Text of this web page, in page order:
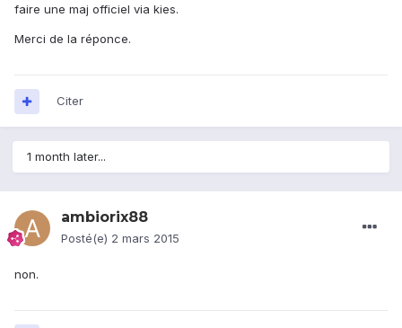
faire une maj officiel via kies.
Merci de la réponce.
Citer
1 month later...
ambiorix88
Posté(e) 2 mars 2015
non.